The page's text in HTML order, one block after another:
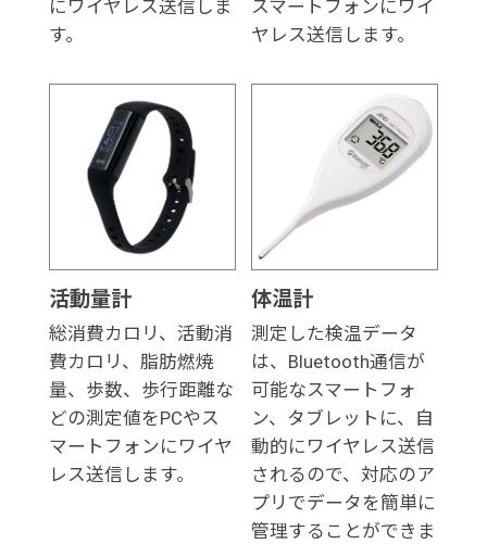
にワイヤレス送信しま
す。
スマートフォンにワイ
ヤレス送信します。
活動量計
総消費カロリ、活動消
費カロリ、脂肪燃焼
量、歩数、歩行距離な
どの測定値をPCやス
マートフォンにワイヤ
レス送信します。
体温計
測定した検温データ
は、Bluetooth通信が
可能なスマートフォ
ン、タブレットに、自
動的にワイヤレス送信
されるので、対応のア
プリでデータを簡単に
管理することができま